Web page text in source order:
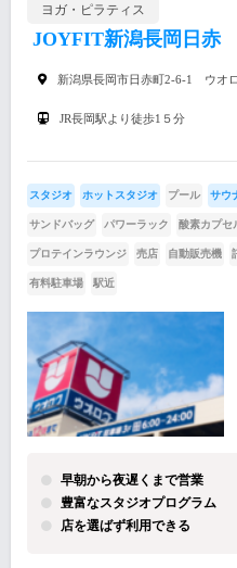
ヨガ・ピラティス
JOYFIT新潟長岡日赤
新潟県長岡市日赤町2-6-1 ウオ
JR長岡駅より徒歩1５分
スタジオ ホットスタジオ プール サウ
サンドバッグ パワーラック 酸素カプセ
プロテインラウンジ 売店 自動販売機
有料駐車場 駅近
早朝から夜遅くまで営業
豊富なスタジオプログラム
店を選ばず利用できる